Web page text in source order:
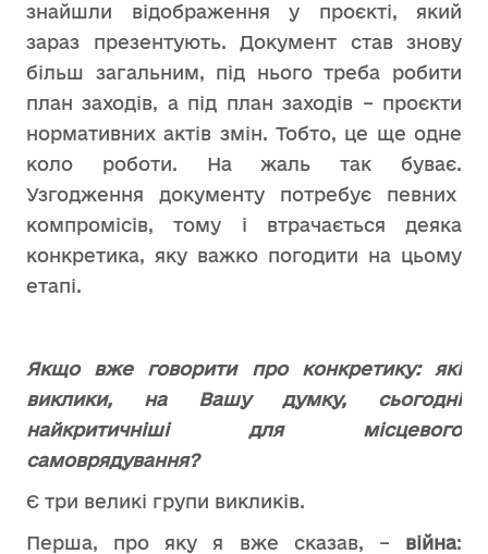
знайшли відображення у проєкті, який
зараз презентують. Документ став знову
більш загальним, під нього треба робити
план заходів, а під план заходів – проєкти
нормативних актів змін. Тобто, це ще одне
коло роботи. На жаль так буває.
Узгодження документу потребує певних
компромісів, тому і втрачається деяка
конкретика, яку важко погодити на цьому
етапі.
Якщо вже говорити про конкретику: які
виклики, на Вашу думку, сьогодні
найкритичніші для місцевого
самоврядування?
Є три великі групи викликів.
Перша, про яку я вже сказав, – війна: